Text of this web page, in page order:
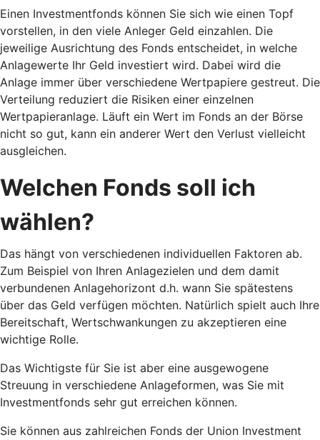
Einen Investmentfonds können Sie sich wie einen Topf
vorstellen, in den viele Anleger Geld einzahlen. Die
jeweilige Ausrichtung des Fonds entscheidet, in welche
Anlagewerte Ihr Geld investiert wird. Dabei wird die
Anlage immer über verschiedene Wertpapiere gestreut. Die
Verteilung reduziert die Risiken einer einzelnen
Wertpapieranlage. Läuft ein Wert im Fonds an der Börse
nicht so gut, kann ein anderer Wert den Verlust vielleicht
ausgleichen.
Welchen Fonds soll ich
wählen?
Das hängt von verschiedenen individuellen Faktoren ab.
Zum Beispiel von Ihren Anlagezielen und dem damit
verbundenen Anlagehorizont d.h. wann Sie spätestens
über das Geld verfügen möchten. Natürlich spielt auch Ihre
Bereitschaft, Wertschwankungen zu akzeptieren eine
wichtige Rolle.
Das Wichtigste für Sie ist aber eine ausgewogene
Streuung in verschiedene Anlageformen, was Sie mit
Investmentfonds sehr gut erreichen können.
Sie können aus zahlreichen Fonds der Union Investment